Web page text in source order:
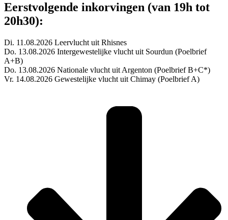
Eerstvolgende inkorvingen (van 19h tot
20h30):
Di. 11.08.2026 Leervlucht uit Rhisnes
Do. 13.08.2026 Intergewestelijke vlucht uit Sourdun (Poelbrief
A+B)
Do. 13.08.2026 Nationale vlucht uit Argenton (Poelbrief B+C*)
Vr. 14.08.2026 Gewestelijke vlucht uit Chimay (Poelbrief A)